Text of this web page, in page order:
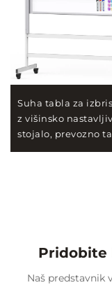
Suha tabla za
z višinsko
stojalo, prevozno
kolesih - 48 x 60
Pridobite
Naš predstavnik